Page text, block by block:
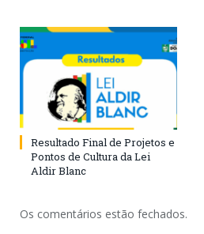
Resultado Final de Projetos e
Pontos de Cultura da Lei
Aldir Blanc
Os comentários estão fechados.